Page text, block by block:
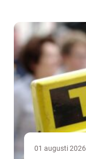
01 augusti 2026